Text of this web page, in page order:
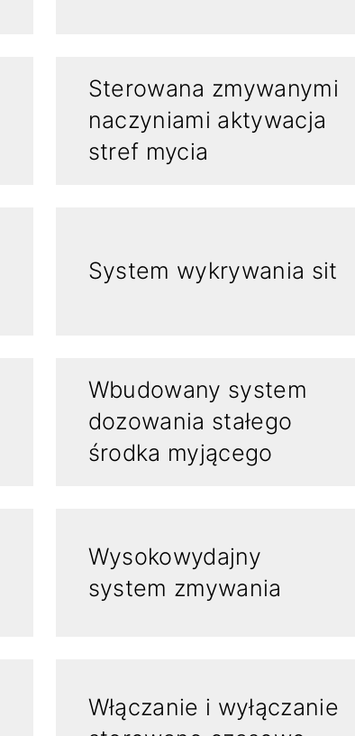
Sterowana zmywanymi
naczyniami aktywacja
stref mycia
System wykrywania sit
Wbudowany system
dozowania stałego
środka myjącego
Wysokowydajny
system zmywania
Włączanie i wyłączanie